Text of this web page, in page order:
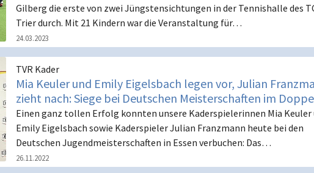
Gilberg die erste von zwei Jüngstensichtungen in der Tennishalle des
Trier durch. Mit 21 Kindern war die Veranstaltung für…
24.03.2023
TVR Kader
Mia Keuler und Emily Eigelsbach legen vor, Julian
zieht nach: Siege bei Deutschen Meisterschaften im
Einen ganz tollen Erfolg konnten unsere Kaderspielerinnen Mia Keuler
Emily Eigelsbach sowie Kaderspieler Julian Franzmann heute bei den
Deutschen Jugendmeisterschaften in Essen verbuchen: Das…
26.11.2022